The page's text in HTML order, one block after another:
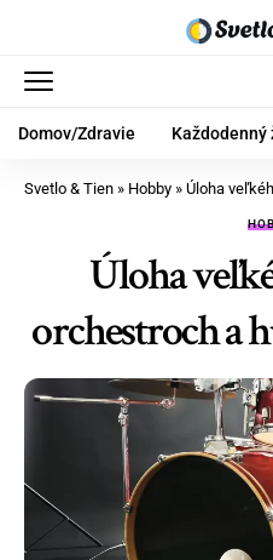
Domov/Zdravie Každodenný
Svetlo & Tien » Hobby » Úloha veľkého
Úloha
orchestroch a